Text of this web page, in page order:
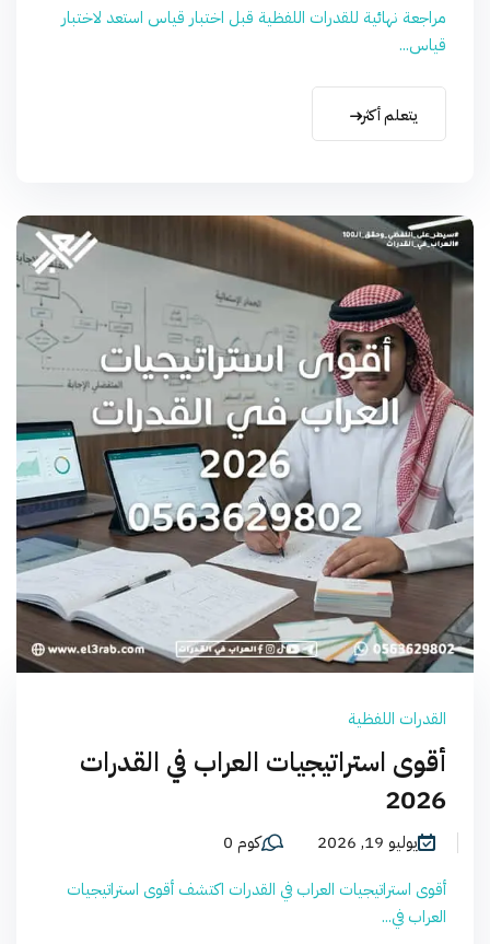
مراجعة نهائية للقدرات اللفظية قبل اختبار قياس استعد لاختبار
قياس...
يتعلم أكثر
القدرات اللفظية
أقوى استراتيجيات العراب في القدرات
2026
يوليو 19, 2026
كوم 0
أقوى استراتيجيات العراب في القدرات اكتشف أقوى استراتيجيات
العراب في...